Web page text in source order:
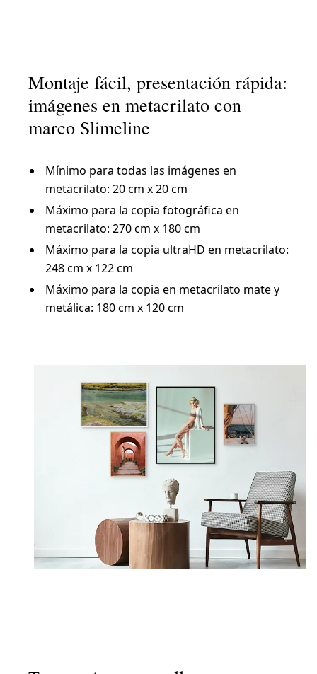
Montaje fácil, presentación rápida:
imágenes en metacrilato con
marco Slimeline
Mínimo para todas las imágenes en
metacrilato: 20 cm x 20 cm
Máximo para la copia fotográfica en
metacrilato: 270 cm x 180 cm
Máximo para la copia ultraHD en metacrilato:
248 cm x 122 cm
Máximo para la copia en metacrilato mate y
metálica: 180 cm x 120 cm